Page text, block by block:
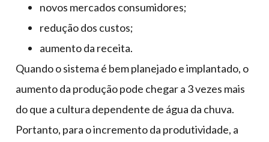
novos mercados consumidores;
redução dos custos;
aumento da receita.
Quando o sistema é bem planejado e implantado, o
aumento da produção pode chegar a 3 vezes mais
do que a cultura dependente de água da chuva.
Portanto, para o incremento da produtividade, a